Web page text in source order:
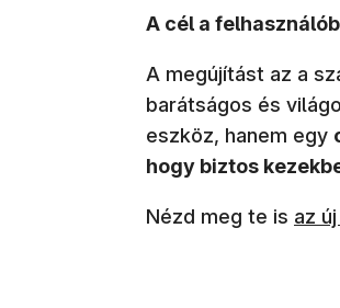
A cél a
A megújítást az a
barátságos és
eszköz, hanem egy
hogy biztos
Nézd meg te is az